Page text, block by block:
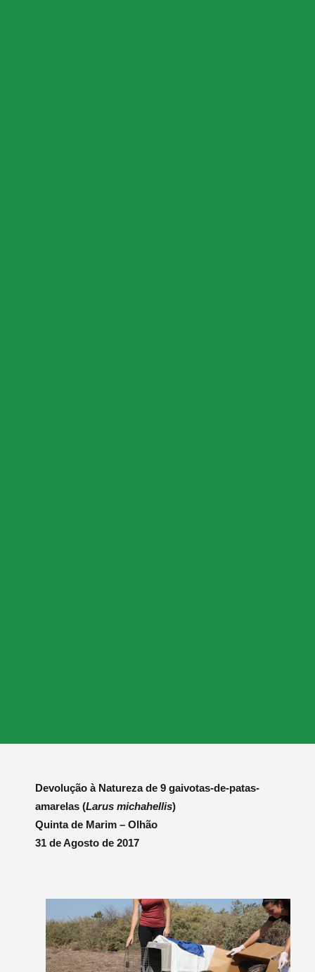
Devolução à Natureza de 9 gaivotas-de-patas-
amarelas (Larus michahellis)
Quinta de Marim – Olhão
31 de Agosto de 2017